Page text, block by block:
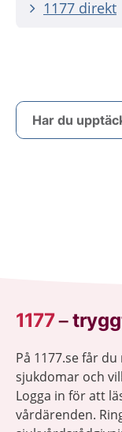
1177 direkt
Har du
1177–
På 1177.se får
sjukdomar och
Logga in för att
vårdärenden.